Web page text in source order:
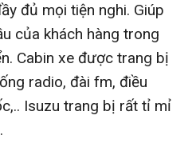
đủ mọi tiện nghi. Giúp
của khách hàng trong
Cabin xe được trang bị
radio, đài fm, điều
Isuzu trang bị rất tỉ mỉ